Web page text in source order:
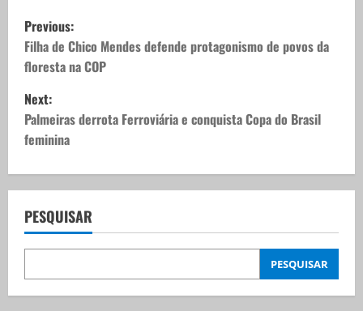
P
o
s
t
n
a
v
i
g
Previous:
Filha de Chico Mendes defende protagonismo de povos da
floresta na COP
Next:
Palmeiras derrota Ferroviária e conquista Copa do Brasil
feminina
PESQUISAR
PESQUISAR